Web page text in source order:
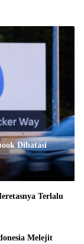
Dibatasi
Terlalu
Melejit